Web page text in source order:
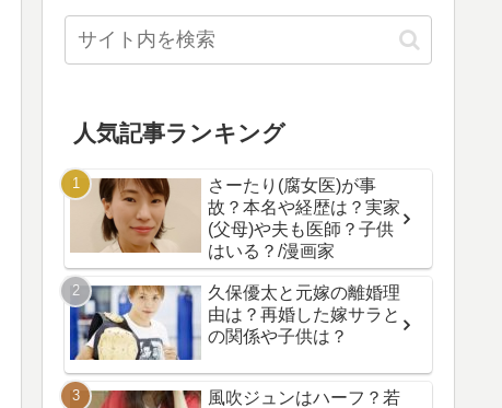
人気記事ランキング
さーたり(腐女医)が事
故？本名や経歴は？実家
(父母)や夫も医師？子供
はいる？/漫画家
久保優太と元嫁の離婚理
由は？再婚した嫁サラと
の関係や子供は？
風吹ジュンはハーフ？若